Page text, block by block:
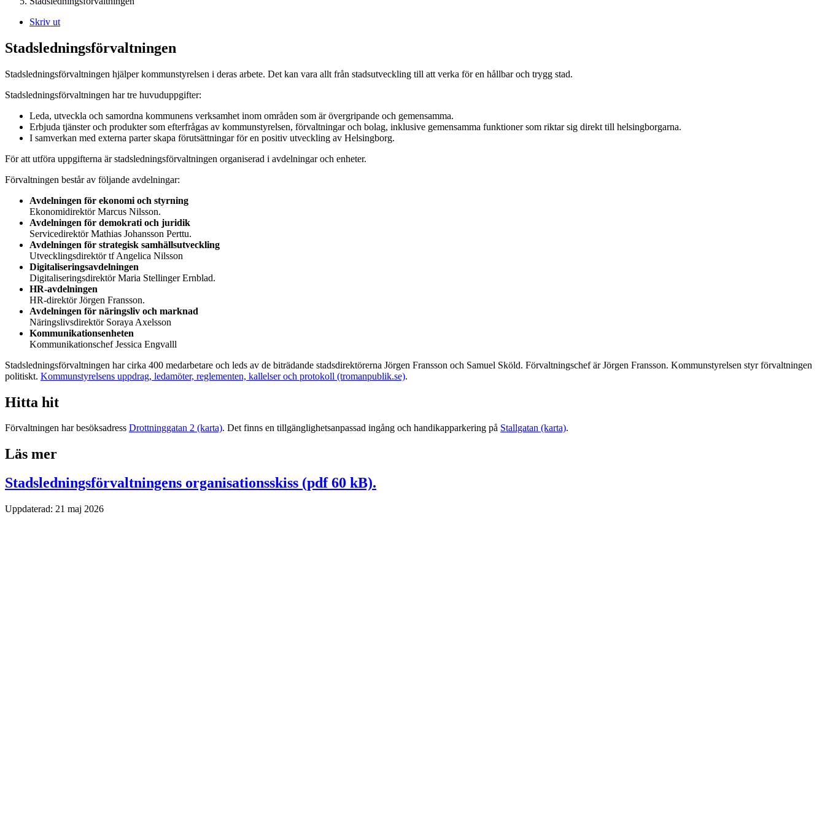
Skriv ut
Stadsledningsförvaltningen
Stadsledningsförvaltningen hjälper kommunstyrelsen i deras arbete. Det kan vara allt från stadsutveckling till att verka för en hållbar och trygg stad.
Stadsledningsförvaltningen har tre huvuduppgifter:
Leda, utveckla och samordna kommunens verksamhet inom områden som är övergripande och gemensamma.
Erbjuda tjänster och produkter som efterfrågas av kommunstyrelsen, förvaltningar och bolag, inklusive gemensamma funktioner som riktar sig direkt till helsingborgarna.
I samverkan med externa parter skapa förutsättningar för en positiv utveckling av Helsingborg.
För att utföra uppgifterna är stadsledningsförvaltningen organiserad i avdelningar och enheter.
Förvaltningen består av följande avdelningar:
Avdelningen för ekonomi och styrning
Ekonomidirektör Marcus Nilsson.
Avdelningen för demokrati och juridik
Servicedirektör Mathias Johansson Perttu.
Avdelningen för strategisk samhällsutveckling
Utvecklingsdirektör tf Angelica Nilsson
Digitaliseringsavdelningen
Digitaliseringsdirektör Maria Stellinger Ernblad.
HR-avdelningen
HR-direktör Jörgen Fransson.
Avdelningen för näringsliv och marknad
Näringslivsdirektör Soraya Axelsson
Kommunikationsenheten
Kommunikationschef Jessica Engvalll
Stadsledningsförvaltningen har cirka 400 medarbetare och leds av de biträdande stadsdirektörerna Jörgen Fransson och Samuel Sköld. Förvaltningschef är Jörgen Fransson. Kommunstyrelsen styr förvaltningen
politiskt. Kommunstyrelsens uppdrag, ledamöter, reglementen, kallelser och protokoll (tromanpublik.se).
Hitta hit
Förvaltningen har besöksadress Drottninggatan 2 (karta). Det finns en tillgänglighetsanpassad ingång och handikapparkering på Stallgatan (karta).
Läs mer
Stadsledningsförvaltningens organisationsskiss (pdf 60 kB).
Uppdaterad: 21 maj 2026